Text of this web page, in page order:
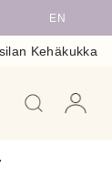
EN
Kehäkukka
When